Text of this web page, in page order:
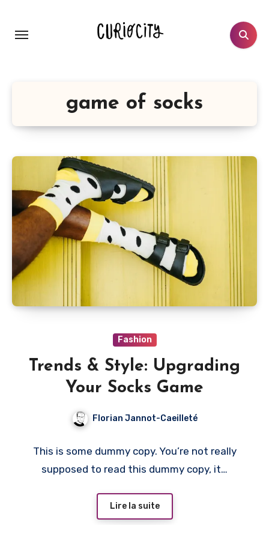
contenu
game of socks
Fashion
Trends & Style: Upgrading
Your Socks Game
Florian Jannot-Caeilleté
This is some dummy copy. You’re not really
supposed to read this dummy copy, it…
Lire la suite